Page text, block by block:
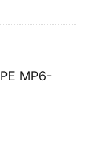
MP6-
C125 số